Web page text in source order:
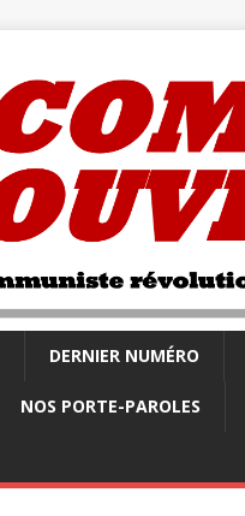
DERNIER NUMÉRO
NOS PORTE-PAROLES